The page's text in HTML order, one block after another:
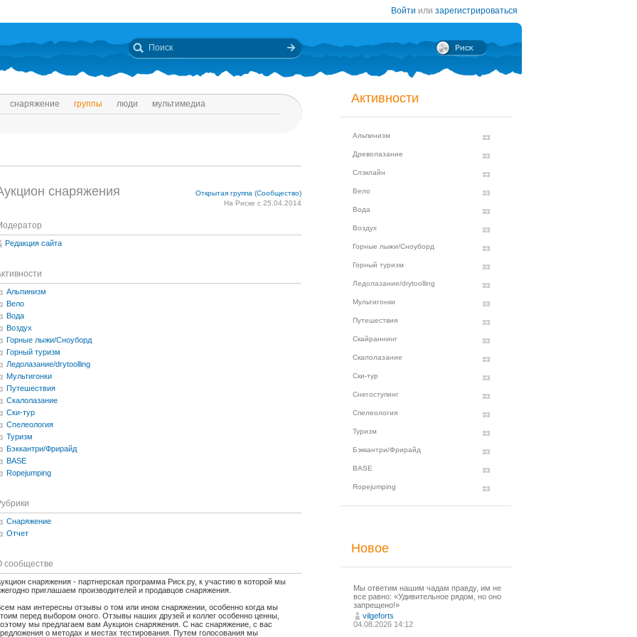
Войти или зарегистрироваться
снаряжение группы люди мультимедиа
снаряжения
Открытая группа (Сообщество)
На Риске с 25.04.2014
Редакция сайта
Альпинизм
Вело
Вода
Воздух
Горные лыжи/Сноуборд
Горный туризм
Ледолазание/drytoolling
Мультигонки
Путешествия
Скалолазание
Ски-тур
Спелеология
Туризм
Бэккантри/Фрирайд
BASE
Ropejumping
Снаряжение
Отчет
сообществе
снаряжения - партнерская программа Риск.ру, к участию в которой мы
приглашаем производителей и продавцов снаряжения.
нам интересны отзывы о том или ином снаряжении, особенно когда мы
перед выбором оного. Отзывы наших друзей и коллег особенно ценны,
мы предлагаем вам Аукцион снаряжения. С нас снаряжение, с вас
о методах и местах тестирования. Путем голосования мы
Активности
Альпинизм
Древолазание
Слэклайн
Вело
Вода
Воздух
Горные лыжи/Сноуборд
Горный туризм
Ледолазание/drytoolling
Мультигонки
Путешествия
Скайраннинг
Скалолазание
Ски-тур
Снегоступинг
Спелеология
Туризм
Бэккантри/Фрирайд
BASE
Ropejumping
Новое
Мы ответим нашим чадам правду, им не
все равно: «Удивительное рядом, но оно
запрещено!»
vilgeforts
04.08.2026 14:12